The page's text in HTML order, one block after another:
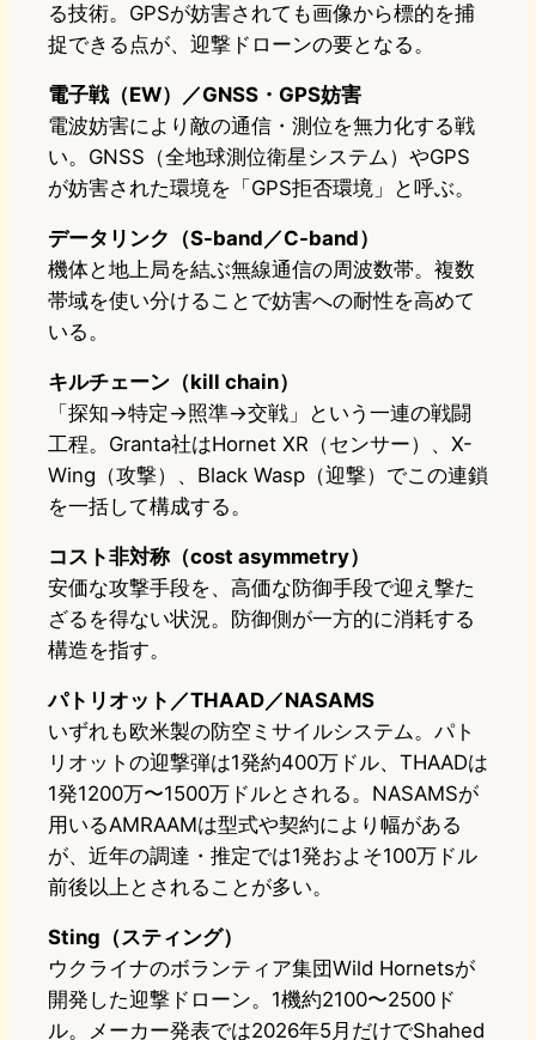
る技術。GPSが妨害されても画像から標的を捕
捉できる点が、迎撃ドローンの要となる。
電子戦（EW）／GNSS・GPS妨害
電波妨害により敵の通信・測位を無力化する戦
い。GNSS（全地球測位衛星システム）やGPS
が妨害された環境を「GPS拒否環境」と呼ぶ。
データリンク（S-band／C-band）
機体と地上局を結ぶ無線通信の周波数帯。複数
帯域を使い分けることで妨害への耐性を高めて
いる。
キルチェーン（kill chain）
「探知→特定→照準→交戦」という一連の戦闘
工程。Granta社はHornet XR（センサー）、X-
Wing（攻撃）、Black Wasp（迎撃）でこの連鎖
を一括して構成する。
コスト非対称（cost asymmetry）
安価な攻撃手段を、高価な防御手段で迎え撃た
ざるを得ない状況。防御側が一方的に消耗する
構造を指す。
パトリオット／THAAD／NASAMS
いずれも欧米製の防空ミサイルシステム。パト
リオットの迎撃弾は1発約400万ドル、THAADは
1発1200万〜1500万ドルとされる。NASAMSが
用いるAMRAAMは型式や契約により幅がある
が、近年の調達・推定では1発およそ100万ドル
前後以上とされることが多い。
Sting（スティング）
ウクライナのボランティア集団Wild Hornetsが
開発した迎撃ドローン。1機約2100〜2500ド
ル。メーカー発表では2026年5月だけでShahed